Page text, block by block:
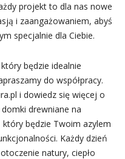
projekt to dla nas nowe
i zaangażowaniem, abyś
specjalnie dla Ciebie.
będzie idealnie
do współpracy.
i dowiedz się więcej o
drewniane na
który będzie Twoim azylem
Każdy dzień
natury, ciepło